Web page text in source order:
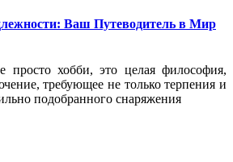
Ваш Путеводитель в Мир
просто хобби, это целая философия,
требующее не только терпения и
подобранного снаряжения